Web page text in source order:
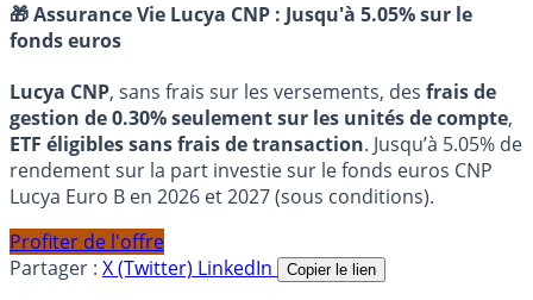
🎁 Assurance Vie Lucya CNP : Jusqu'à 5.05% sur le
fonds euros
Lucya CNP, sans frais sur les versements, des frais de
gestion de 0.30% seulement sur les unités de compte,
ETF éligibles sans frais de transaction. Jusqu’à 5.05% de
rendement sur la part investie sur le fonds euros CNP
Lucya Euro B en 2026 et 2027 (sous conditions).
Profiter de l'offre
Partager : X (Twitter) LinkedIn Copier le lien